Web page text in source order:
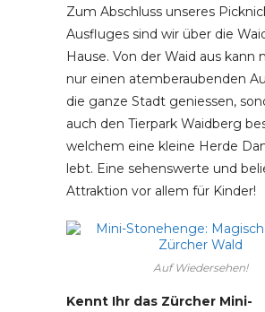
Zum Abschluss unseres
Ausfluges sind wir über die
Hause. Von der Waid aus kann
nur einen atemberaubenden
die ganze Stadt geniessen,
auch den Tierpark Waidberg
welchem eine kleine Herde
lebt. Eine sehenswerte und
Attraktion vor allem für Kinder!
Auf Wiedersehen!
Kennt Ihr das Zürcher Mini-